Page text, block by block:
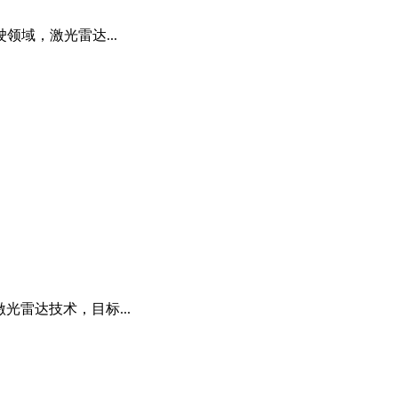
领域，激光雷达...
雷达技术，目标...